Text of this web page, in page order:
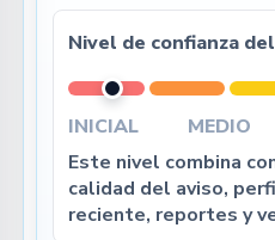
Nivel de confianza
INICIAL MEDIO
Este nivel combina
calidad del aviso,
reciente, reportes y